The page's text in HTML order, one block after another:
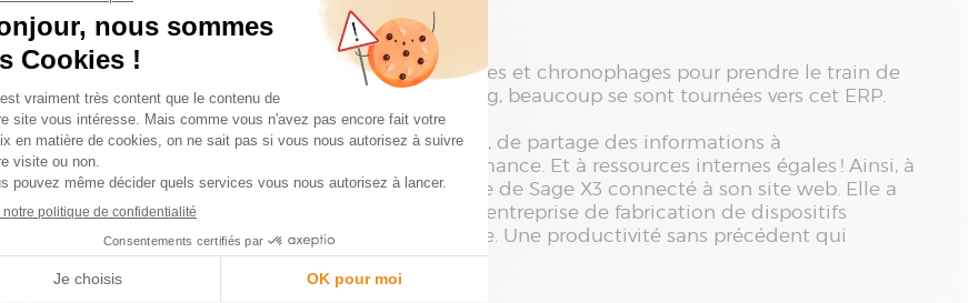
projeter dans l’avenir
solutions hétérogènes, usages archaïques et chronophages pour prendre le train de
sur le front de l’activité Sage X3 pour Absys Cyborg, beaucoup se sont tournées vers cet ERP.
, d’accélération des flux et des circuits de validation, de partage des informations à
de franchir des caps inédits en termes de performance. Et à ressources internes égales ! Ainsi, à
forte augmentation de son activité, s’est équipée de Sage X3 connecté à son site web. Elle a
même nombre de collaborateurs. Idem pour une entreprise de fabrication de dispositifs
doublé son chiffre d’affaires… avec la même équipe. Une productivité sans précédent qui